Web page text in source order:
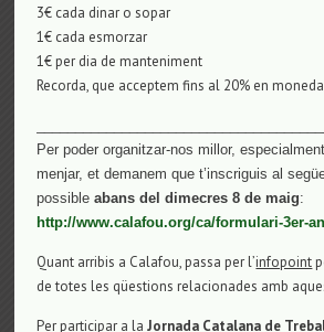
3€ cada dinar o sopar
1€ cada esmorzar
1€ per dia de manteniment
Recorda, que acceptem fins al 20% en
Per poder organitzar-nos millor,
menjar, et demanem que t’inscriguis al
possibleabans del dimecres 8 de maig:
http://www.calafou.org/ca/formulari-3er-
Quant arribis a Calafou, passa per l’infopoint
de totes les qüestions relacionades amb
Per participar a laJornada Catalana de